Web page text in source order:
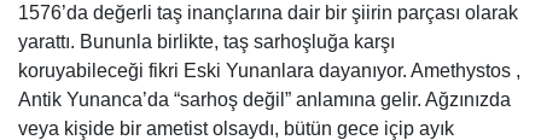
1576’da değerli taş inançlarına dair bir şiirin parçası olarak
yarattı. Bununla birlikte, taş sarhoşluğa karşı
koruyabileceği fikri Eski Yunanlara dayanıyor. Amethystos ,
Antik Yunanca’da “sarhoş değil” anlamına gelir. Ağzınızda
veya kişide bir ametist olsaydı, bütün gece içip ayık